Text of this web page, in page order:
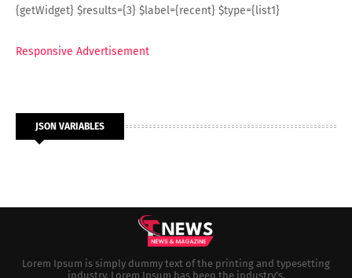
{getWidget} $results={3} $label={recent} $type={list1}
Responsive Advertisement
JSON VARIABLES
Lorem Ipsum is simply dummy text of the printing and typesetting
industry. Lorem Ipsum has been the industry's.